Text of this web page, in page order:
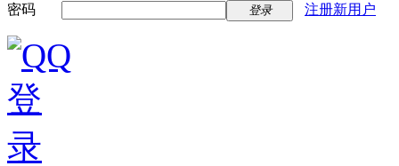
密码
登录 注册新用户